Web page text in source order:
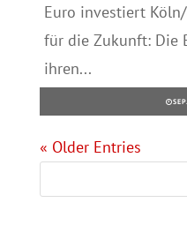
Euro investiert
für die Zukunft: Die
ihren...
« Older Entries